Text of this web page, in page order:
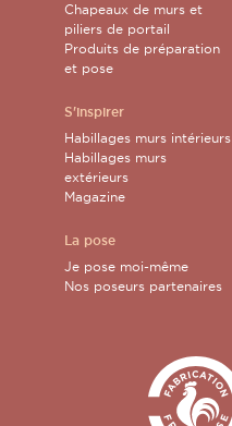
Chapeaux de murs et
piliers de portail
Produits de préparation
et pose
S'inspirer
Habillages murs intérieurs
Habillages murs
extérieurs
Magazine
La pose
Je pose moi-même
Nos poseurs partenaires